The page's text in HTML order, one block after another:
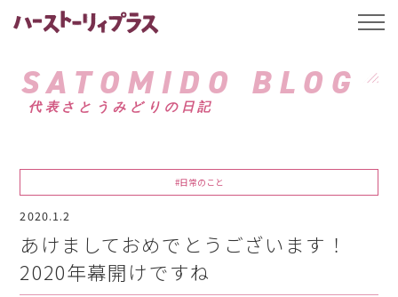
ハーストーリィプ
SATOMIDO BLOG
代表さとうみどりの日記
#日常のこと
2020.1.2
あけましておめでとうございます！
2020年幕開けですね
t
l
a